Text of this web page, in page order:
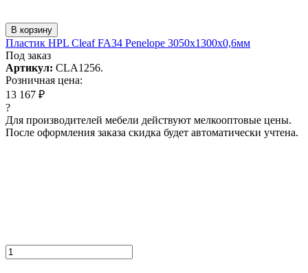
В корзину
Пластик HPL Cleaf FA34 Penelope 3050x1300х0,6мм
Под заказ
Артикул: CLA1256.
Розничная цена:
13 167 ₽
?
Для производителей мебели действуют мелкооптовые цены.
После оформления заказа скидка будет автоматически учтена.